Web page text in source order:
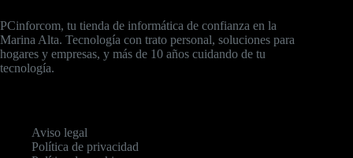
PCinforcom, tu tienda de informática de confianza en la
Marina Alta. Tecnología con trato personal, soluciones para
hogares y empresas, y más de 10 años cuidando de tu
tecnología.
Aviso legal
Política de privacidad